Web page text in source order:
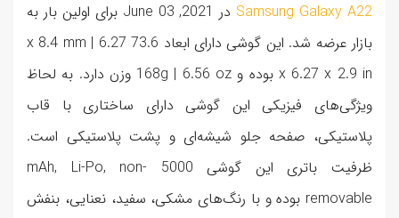
Samsung Galaxy A22
در 2021, June 03 برای اولین بار به
بازار عرضه شد. این گوشی دارای ابعاد 73.6 x 8.4 mm | 6.27
x 6.27 x 2.9 in بوده و 168g | 6.56 oz وزن دارد. به لحاظ
ویژگی‌های فیزیکی این گوشی دارای ساختاری با قاب
پلاستیکی، صفحه جلو شیشه‌ای و پشت پلاستیکی است.
ظرفیت باتری این گوشی 5000 mAh, Li-Po, non-
removable بوده و با رنگ‌های مشکی، سفید، نعنایی، بنفش